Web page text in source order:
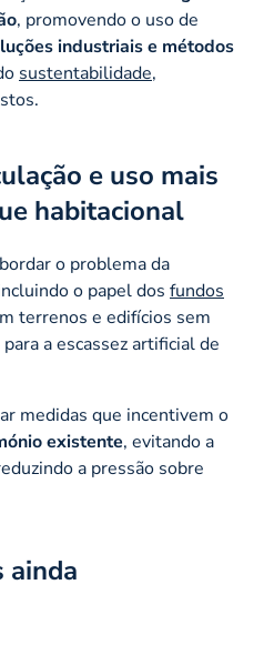
, promovendo o uso de
industriais e métodos
sustentabilidade,
e uso mais
habitacional
o problema da
o papel dos fundos
terrenos e edifícios sem
a escassez artificial de
medidas que incentivem o
existente, evitando a
a pressão sobre
ainda